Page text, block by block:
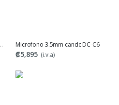
500-560 MHz Microfono 3.5mm candc DC-C6
₡5,895 (i.v.a)